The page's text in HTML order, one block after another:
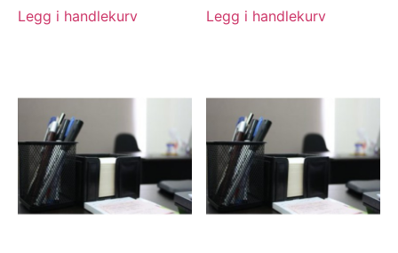
Legg i handlekurv Legg i handlekurv